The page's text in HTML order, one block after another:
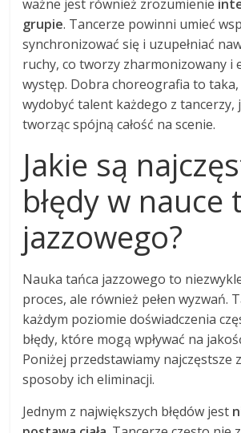
ważne jest również zrozumienie
grupie. Tancerze powinni umieć
synchronizować się i uzupełniać
ruchy, co tworzy zharmonizowany i
występ. Dobra choreografia to
wydobyć talent każdego z tancerzy,
tworząc spójną całość na scenie.
Jakie są
błędy w nauce
jazzowego?
Nauka tańca jazzowego to
proces, ale również pełen wyzwań.
każdym poziomie doświadczenia
błędy, które mogą wpływać na
Poniżej przedstawiamy najczęstsze
sposoby ich eliminacji.
Jednym z największych błędów jest